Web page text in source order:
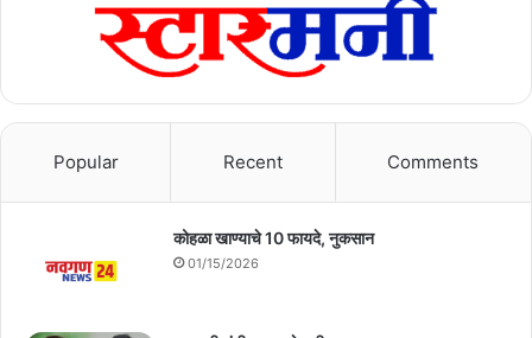
Popular Recent Comments
कोहळा खाण्याचे 10 फायदे, नुकसान
01/15/2026